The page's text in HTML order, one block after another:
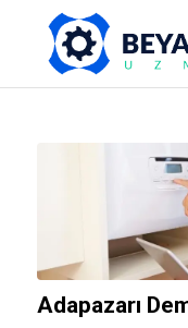
Adapazarı